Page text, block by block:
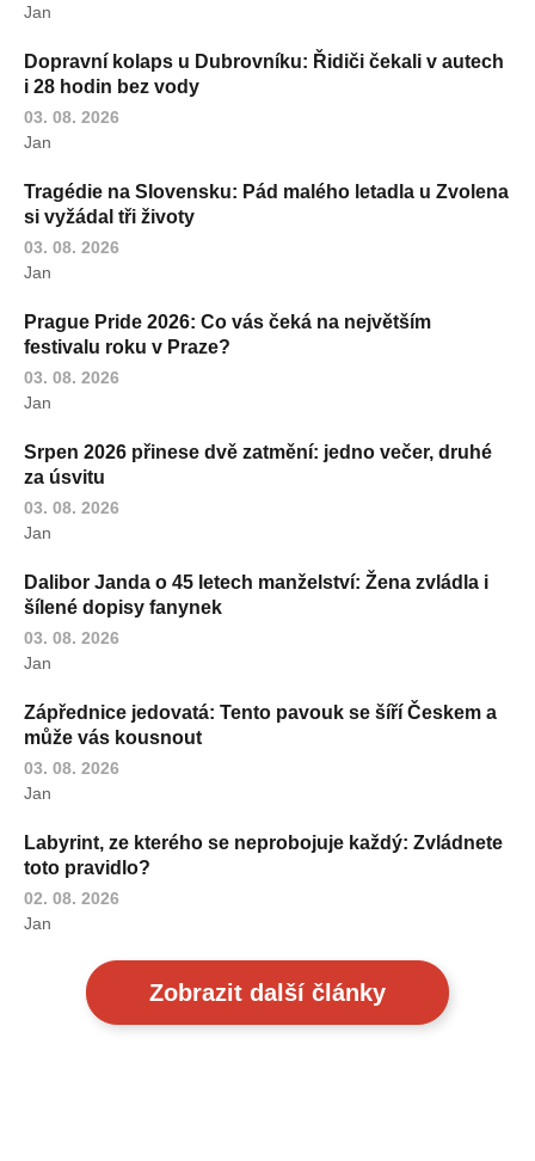
Jan
Dopravní kolaps u Dubrovníku: Řidiči čekali v autech
i 28 hodin bez vody
03. 08. 2026
Jan
Tragédie na Slovensku: Pád malého letadla u Zvolena
si vyžádal tři životy
03. 08. 2026
Jan
Prague Pride 2026: Co vás čeká na největším
festivalu roku v Praze?
03. 08. 2026
Jan
Srpen 2026 přinese dvě zatmění: jedno večer, druhé
za úsvitu
03. 08. 2026
Jan
Dalibor Janda o 45 letech manželství: Žena zvládla i
šílené dopisy fanynek
03. 08. 2026
Jan
Zápřednice jedovatá: Tento pavouk se šíří Českem a
může vás kousnout
03. 08. 2026
Jan
Labyrint, ze kterého se neprobojuje každý: Zvládnete
toto pravidlo?
02. 08. 2026
Jan
Zobrazit další články